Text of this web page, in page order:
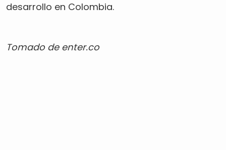
desarrollo en Colombia.
Tomado de enter.co